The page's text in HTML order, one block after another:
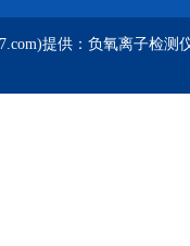
提供：负氧离子检